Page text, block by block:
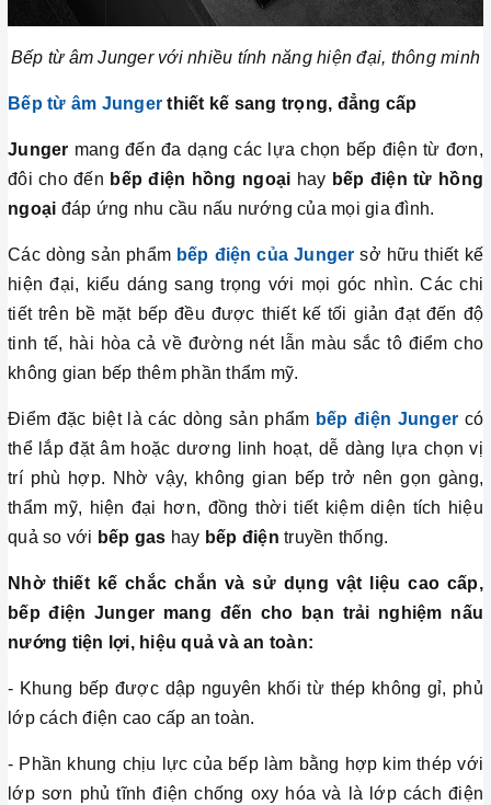
Bếp từ âm Junger với nhiều tính năng hiện đại, thông minh
Bếp từ âm Junger thiết kế sang trọng, đẳng cấp
Junger mang đến đa dạng các lựa chọn bếp điện từ đơn,
đôi cho đến bếp điện hồng ngoại hay bếp điện từ hồng
ngoại đáp ứng nhu cầu nấu nướng của mọi gia đình.
Các dòng sản phẩm bếp điện của Junger sở hữu thiết kế
hiện đại, kiểu dáng sang trọng với mọi góc nhìn. Các chi
tiết trên bề mặt bếp đều được thiết kế tối giản đạt đến độ
tinh tế, hài hòa cả về đường nét lẫn màu sắc tô điểm cho
không gian bếp thêm phần thẩm mỹ.
Điểm đặc biệt là các dòng sản phẩm bếp điện Junger có
thể lắp đặt âm hoặc dương linh hoạt, dễ dàng lựa chọn vị
trí phù hợp. Nhờ vậy, không gian bếp trở nên gọn gàng,
thẩm mỹ, hiện đại hơn, đồng thời tiết kiệm diện tích hiệu
quả so với bếp gas hay bếp điện truyền thống.
Nhờ thiết kế chắc chắn và sử dụng vật liệu cao cấp,
bếp điện Junger mang đến cho bạn trải nghiệm nấu
nướng tiện lợi, hiệu quả và an toàn:
- Khung bếp được dập nguyên khối từ thép không gỉ, phủ
lớp cách điện cao cấp an toàn.
- Phần khung chịu lực của bếp làm bằng hợp kim thép với
lớp sơn phủ tĩnh điện chống oxy hóa và là lớp cách điện